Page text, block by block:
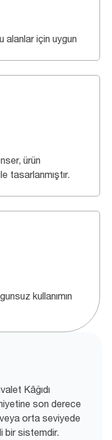
alanlar için uygun
ürün
tasarlanmıştır.
kullanımın
Kâğıdı
son derece
orta seviyede
bir sistemdir.